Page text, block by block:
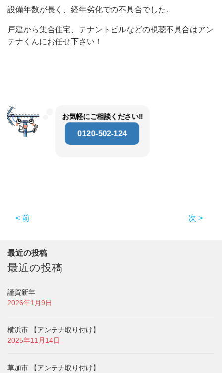
設備年数が長く、経年劣化での不具合でした。
戸建から集合住宅、テナントビルなどの視聴不具合はアン
テナくんにお任せ下さい！
お気軽にご相談ください‼
0120-502-124
< 前 次 >
最近の投稿
最近の投稿
謹賀新年
2026年1月9日
横浜市 【アンテナ取り付け】
2025年11月14日
草加市 【アンテナ取り付け】